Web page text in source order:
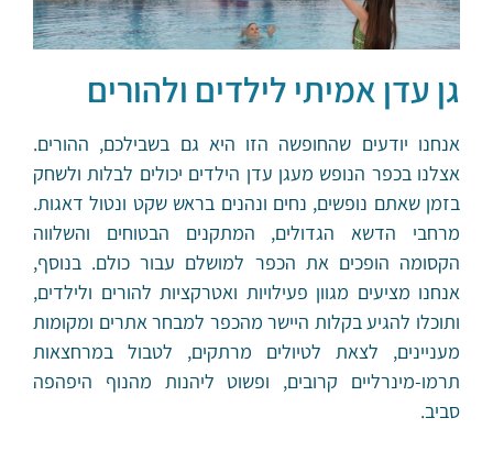
גן עדן אמיתי לילדים ולהורים
אנחנו יודעים שהחופשה הזו היא גם בשבילכם, ההורים.
אצלנו בכפר הנופש מעגן עדן הילדים יכולים לבלות ולשחק
בזמן שאתם נופשים, נחים ונהנים בראש שקט ונטול דאגות.
מרחבי הדשא הגדולים, המתקנים הבטוחים והשלווה
הקסומה הופכים את הכפר למושלם עבור כולם. בנוסף,
אנחנו מציעים מגוון פעילויות ואטרקציות להורים ולילדים,
ותוכלו להגיע בקלות היישר מהכפר למבחר אתרים ומקומות
מעניינים, לצאת לטיולים מרתקים, לטבול במרחצאות
תרמו-מינרליים קרובים, ופשוט ליהנות מהנוף היפהפה
סביב.